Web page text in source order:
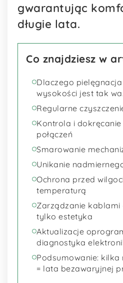
gwarantując
długie lata.
Co znajdziesz w
Dlaczego
wysokości jest tak
Regularne
Kontrola i
połączeń
Smarowanie
Unikanie
Ochrona przed
temperaturą
Zarządzanie kablami
tylko estetyka
Aktualizacje
diagnostyka
Podsumowanie:
= lata bezawaryjnej